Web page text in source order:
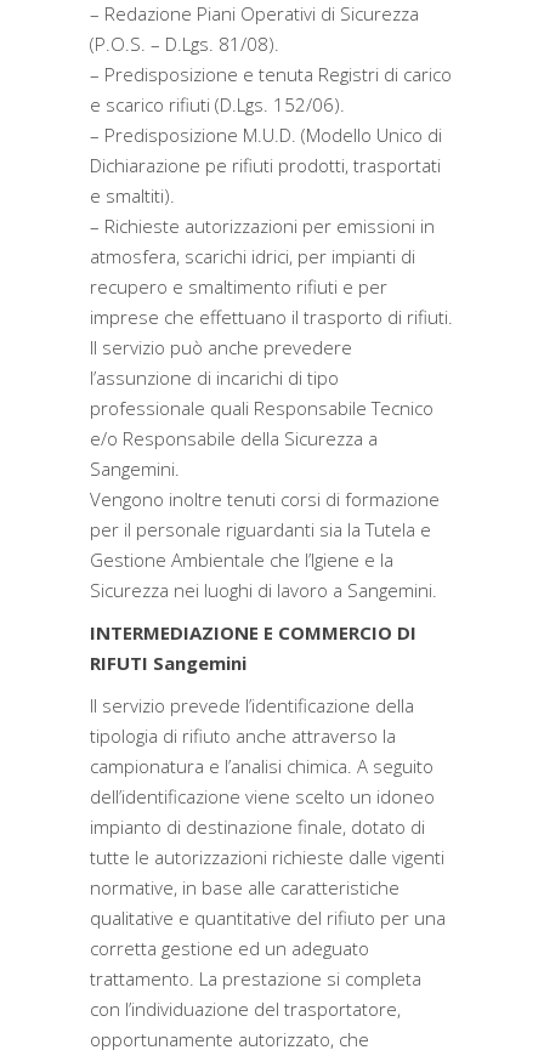
– Redazione Piani Operativi di Sicurezza
(P.O.S. – D.Lgs. 81/08).
– Predisposizione e tenuta Registri di carico
e scarico rifiuti (D.Lgs. 152/06).
– Predisposizione M.U.D. (Modello Unico di
Dichiarazione pe rifiuti prodotti, trasportati
e smaltiti).
– Richieste autorizzazioni per emissioni in
atmosfera, scarichi idrici, per impianti di
recupero e smaltimento rifiuti e per
imprese che effettuano il trasporto di rifiuti.
Il servizio può anche prevedere
l’assunzione di incarichi di tipo
professionale quali Responsabile Tecnico
e/o Responsabile della Sicurezza a
Sangemini.
Vengono inoltre tenuti corsi di formazione
per il personale riguardanti sia la Tutela e
Gestione Ambientale che l’Igiene e la
Sicurezza nei luoghi di lavoro a Sangemini.
INTERMEDIAZIONE E COMMERCIO DI
RIFUTI Sangemini
Il servizio prevede l’identificazione della
tipologia di rifiuto anche attraverso la
campionatura e l’analisi chimica. A seguito
dell’identificazione viene scelto un idoneo
impianto di destinazione finale, dotato di
tutte le autorizzazioni richieste dalle vigenti
normative, in base alle caratteristiche
qualitative e quantitative del rifiuto per una
corretta gestione ed un adeguato
trattamento. La prestazione si completa
con l’individuazione del trasportatore,
opportunamente autorizzato, che